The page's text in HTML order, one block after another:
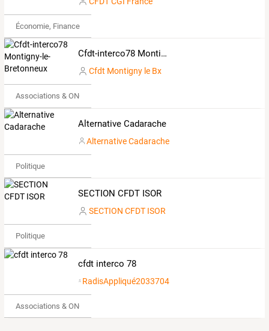
Économie, Finance & Droit
Cfdt-interco78 Montigny-le-Bretonneux
Cfdt Montigny le Bx
Associations & ONG
Alternative Cadarache
Alternative Cadarache
Politique
SECTION CFDT ISOR
SECTION CFDT ISOR
Politique
cfdt interco 78
RadisAppliqué2033704
Associations & ONG